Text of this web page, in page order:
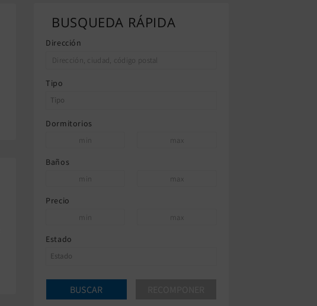
BUSQUEDA RÁPIDA
Dirección
Tipo
Dormitorios
Baños
Precio
Estado